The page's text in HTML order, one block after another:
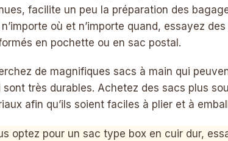
facilite un peu la préparation des
où et n’importe quand, essayez
en pochette ou en sac postal.
de magnifiques sacs à main qui
sont très durables. Achetez des sacs plus
afin qu’ils soient faciles à plier et à
optez pour un sac type box en cuir dur,